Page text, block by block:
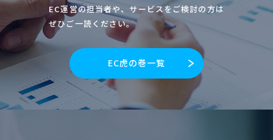
EC運営の担当者や、サービスをご検討の方は
ぜひご一読ください。
EC虎の巻一覧